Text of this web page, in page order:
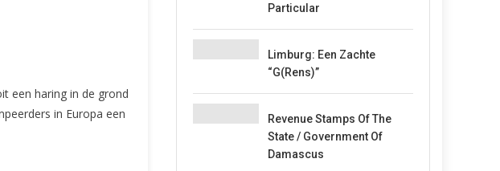
een haring in de grond
in Europa een
Particular
Limburg: Een Zachte
“G(rens)”
Revenue Stamps Of The
State / Government Of
Damascus